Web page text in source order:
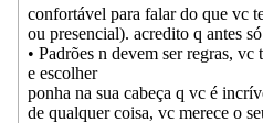
confortável para falar do que vc
ou presencial). acredito q antes
• Padrões n devem ser regras,
e escolher
ponha na sua cabeça q vc é
de qualquer coisa, vc merece o